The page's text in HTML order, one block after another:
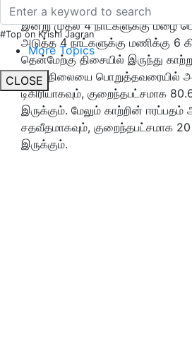
#Top on Krishi Jagran
More Topics
CLOSE
வெளியிடப்பட்டு உள்ள
இன்று முதல் 4 நாட்களுக்கு மழை
அடுத்த 4 நாட்களுக்கு மணிக்கு 6
தென்மேற்கு திசையில் இருந்து
வெப்பநிலையை பொறுத்தவரையில்
டிகிரியாகவும், குறைந்தபட்சமாக 80.6
இருக்கும். மேலும் காற்றின் ஈரப்பதம்
சதவீதமாகவும், குறைந்தபட்சமாக
இருக்கும்.